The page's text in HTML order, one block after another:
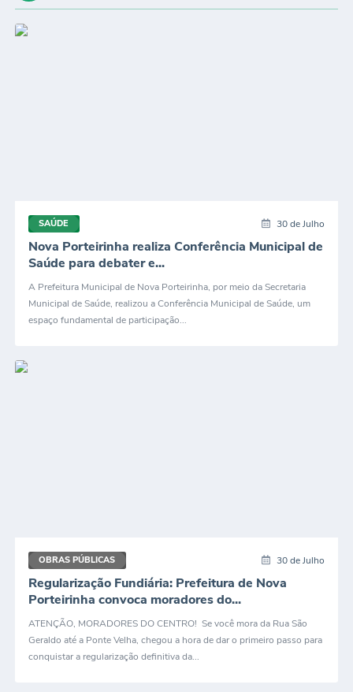
Contas Públicas
Transparência
Enquete
Agenda
SIC
SAÚDE 30 de Julho
Nova Porteirinha realiza Conferência Municipal de
Saúde para debater e...
A Prefeitura Municipal de Nova Porteirinha, por meio da Secretaria
Municipal de Saúde, realizou a Conferência Municipal de Saúde, um
espaço fundamental de participação...
OBRAS PÚBLICAS 30 de Julho
Regularização Fundiária: Prefeitura de Nova
Porteirinha convoca moradores do...
ATENÇÃO, MORADORES DO CENTRO! Se você mora da Rua São
Geraldo até a Ponte Velha, chegou a hora de dar o primeiro passo para
conquistar a regularização definitiva da...